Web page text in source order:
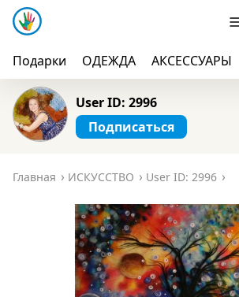
Подарки ОДЕЖДА АКСЕССУАРЫ
User ID: 2996
Подписаться
Главная ИСКУССТВО User ID: 2996